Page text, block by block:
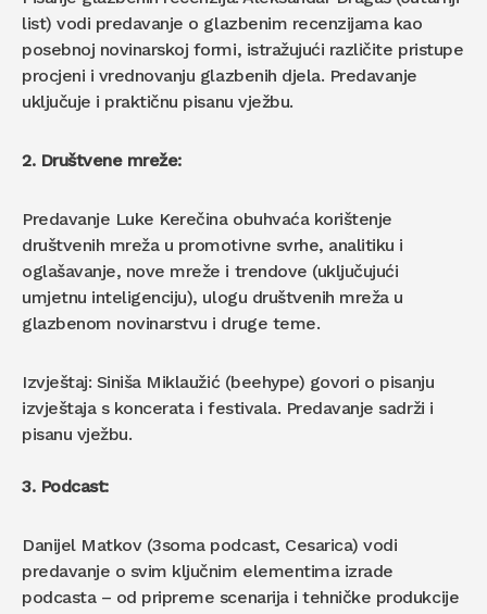
list) vodi predavanje o glazbenim recenzijama kao
posebnoj novinarskoj formi, istražujući različite pristupe
procjeni i vrednovanju glazbenih djela. Predavanje
uključuje i praktičnu pisanu vježbu.
2. Društvene mreže:
Predavanje Luke Kerečina obuhvaća korištenje
društvenih mreža u promotivne svrhe, analitiku i
oglašavanje, nove mreže i trendove (uključujući
umjetnu inteligenciju), ulogu društvenih mreža u
glazbenom novinarstvu i druge teme.
Izvještaj: Siniša Miklaužić (beehype) govori o pisanju
izvještaja s koncerata i festivala. Predavanje sadrži i
pisanu vježbu.
3. Podcast:
Danijel Matkov (3soma podcast, Cesarica) vodi
predavanje o svim ključnim elementima izrade
podcasta – od pripreme scenarija i tehničke produkcije